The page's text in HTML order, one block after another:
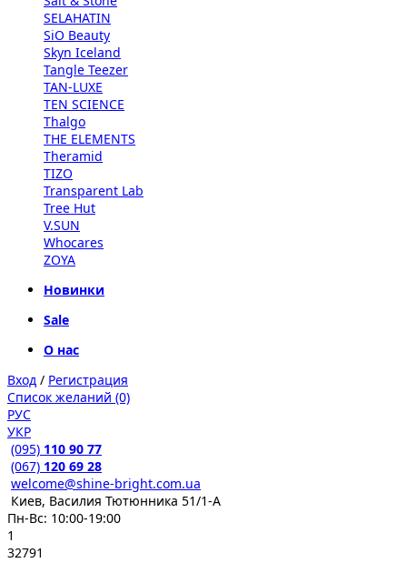
SELAHATIN
SiO Beauty
Skyn Iceland
Tangle Teezer
TAN-LUXE
TEN SCIENCE
Thalgo
THE ELEMENTS
Theramid
TIZO
Transparent Lab
Tree Hut
V.SUN
Whocares
ZOYA
Новинки
Sale
О нас
Вход / Регистрация
Список желаний (0)
РУС
УКР
(095) 110 90 77
(067) 120 69 28
welcome@shine-bright.com.ua
Киев, Василия Тютюнника 51/1-А
Пн-Вс: 10:00-19:00
1
32791